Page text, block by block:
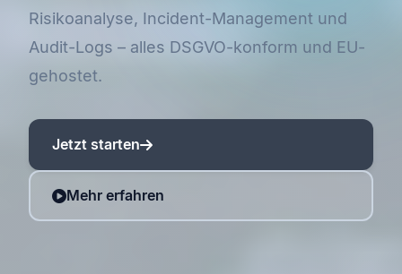
Risikoanalyse, Incident-Management und
Audit-Logs – alles DSGVO-konform und EU-
gehostet.
Jetzt starten
Mehr erfahren